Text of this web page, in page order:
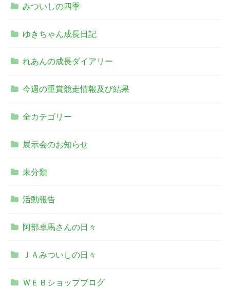
みついしの四季
ゆきちゃん成長日記
れあんの成長ダイアリー
今週の重賞競走情報及び結果
全カテゴリー
展示会のお知らせ
未分類
活動報告
阿部卓馬さんの日々
ＪＡみついしの日々
ＷＥＢショップブログ